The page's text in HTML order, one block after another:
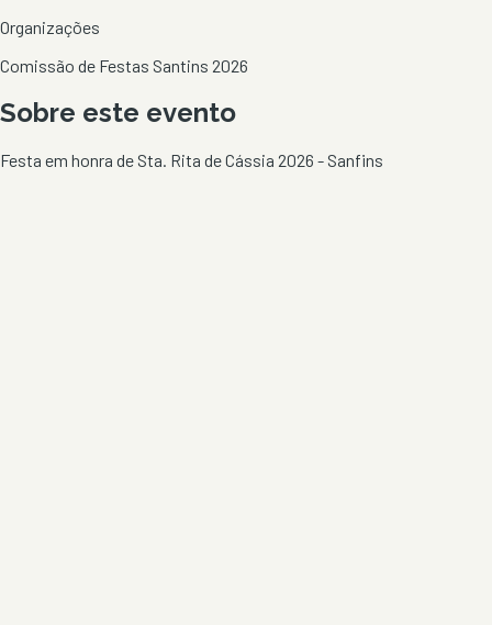
Organizações
Comissão de Festas Santins 2026
Sobre este evento
Festa em honra de Sta. Rita de Cássia 2026 - Sanfins